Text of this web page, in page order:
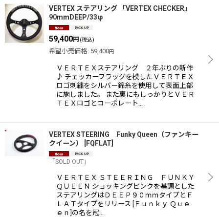
VERTEX ステアリング 「VERTEX CHECKER」
90mmDEEP/33φ
59,400円 (税込)
希望小売価格: 59,400円
ＶＥＲＴＥＸステアリング ２年ぶりの新作
♪ チェッカーフラッグを模したＶＥＲＴＥＸ
ロゴ刺繍をシルバー錦糸を使用して表面上部
に施しました。 また裏にもしっかりとＶＥＲ
ＴＥＸロゴとコーポレート…
VERTEX STEERING Funky Queen（ファンキー
クイーン）
[FQFLAT]
「SOLD OUT」
ＶＥＲＴＥＸ ＳＴＥＥＲＩＮＧ ＦＵＮＫＹ
ＱＵＥＥＮ ショッキングピンクを基調とした
ステアリングはＤＥＥＰ９０ｍｍタイプとＦ
ＬＡＴタイプをリリース [Ｆｕｎｋｙ Ｑｕｅ
ｅｎ]の名を冠…